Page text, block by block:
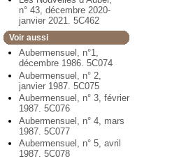
n° 43, décembre 2020-
janvier 2021. 5C462
Voir aussi
Aubermensuel, n°1,
décembre 1986. 5C074
Aubermensuel, n° 2,
janvier 1987. 5C075
Aubermensuel, n° 3, février
1987. 5C076
Aubermensuel, n° 4, mars
1987. 5C077
Aubermensuel, n° 5, avril
1987. 5C078